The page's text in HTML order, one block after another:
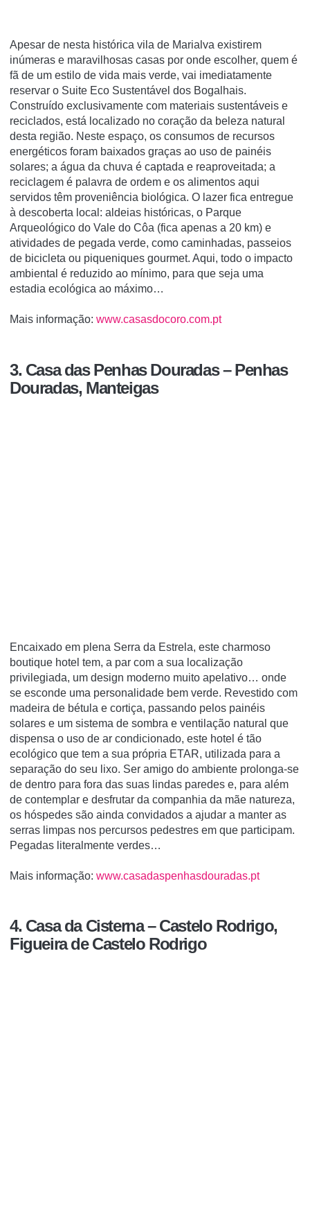
Apesar de nesta histórica vila de Marialva existirem
inúmeras e maravilhosas casas por onde escolher, quem é
fã de um estilo de vida mais verde, vai imediatamente
reservar o Suite Eco Sustentável dos Bogalhais.
Construído exclusivamente com materiais sustentáveis e
reciclados, está localizado no coração da beleza natural
desta região. Neste espaço, os consumos de recursos
energéticos foram baixados graças ao uso de painéis
solares; a água da chuva é captada e reaproveitada; a
reciclagem é palavra de ordem e os alimentos aqui
servidos têm proveniência biológica. O lazer fica entregue
à descoberta local: aldeias históricas, o Parque
Arqueológico do Vale do Côa (fica apenas a 20 km) e
atividades de pegada verde, como caminhadas, passeios
de bicicleta ou piqueniques gourmet. Aqui, todo o impacto
ambiental é reduzido ao mínimo, para que seja uma
estadia ecológica ao máximo…
Mais informação: www.casasdocoro.com.pt
3. Casa das Penhas Douradas – Penhas
Douradas, Manteigas
Encaixado em plena Serra da Estrela, este charmoso
boutique hotel tem, a par com a sua localização
privilegiada, um design moderno muito apelativo… onde
se esconde uma personalidade bem verde. Revestido com
madeira de bétula e cortiça, passando pelos painéis
solares e um sistema de sombra e ventilação natural que
dispensa o uso de ar condicionado, este hotel é tão
ecológico que tem a sua própria ETAR, utilizada para a
separação do seu lixo. Ser amigo do ambiente prolonga-se
de dentro para fora das suas lindas paredes e, para além
de contemplar e desfrutar da companhia da mãe natureza,
os hóspedes são ainda convidados a ajudar a manter as
serras limpas nos percursos pedestres em que participam.
Pegadas literalmente verdes…
Mais informação: www.casadaspenhasdouradas.pt
4. Casa da Cisterna – Castelo Rodrigo,
Figueira de Castelo Rodrigo